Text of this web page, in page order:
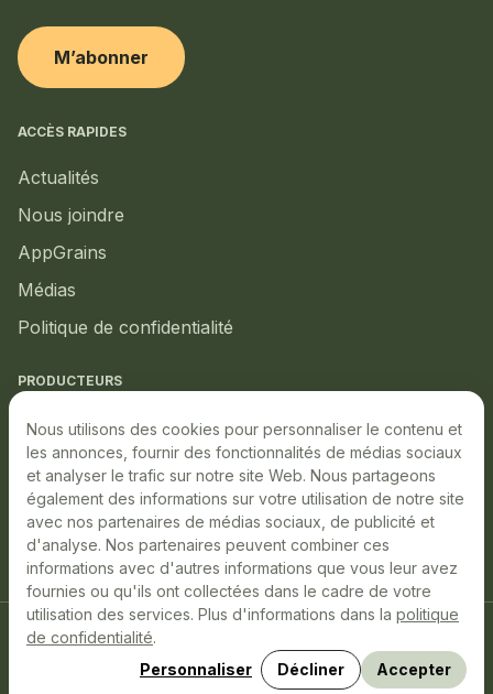
M’abonner
ACCÈS RAPIDES
Actualités
Nous joindre
AppGrains
Médias
Politique de confidentialité
PRODUCTEURS
Marché local
Marché boursier
Production durable
Événements à venir
LinkedInYouTube
Facebook
Site conçu, développé et hébergé parLibéo
Nous utilisons des cookies pour personnaliser le contenu et
les annonces, fournir des fonctionnalités de médias sociaux
et analyser le trafic sur notre site Web. Nous partageons
également des informations sur votre utilisation de notre site
avec nos partenaires de médias sociaux, de publicité et
d'analyse. Nos partenaires peuvent combiner ces
informations avec d'autres informations que vous leur avez
fournies ou qu'ils ont collectées dans le cadre de votre
utilisation des services. Plus d'informations dans la politique
de confidentialité.
Personnaliser
Décliner Accepter